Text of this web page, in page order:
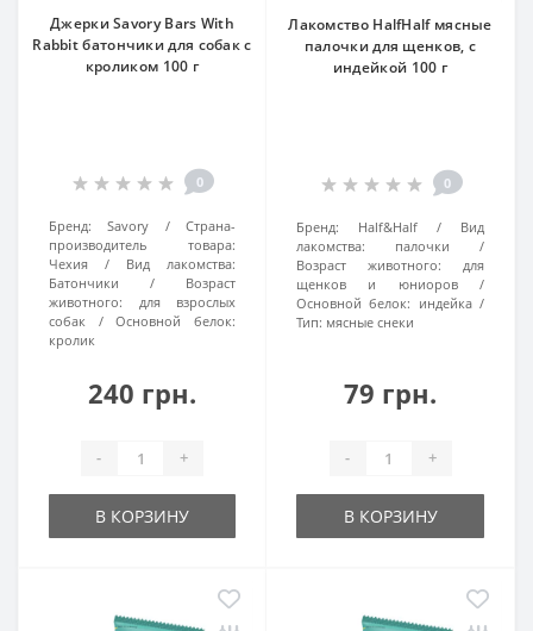
Джерки Savory Bars With
Rabbit батончики для собак с
кроликом 100 г
0
Бренд: Savory
Страна-
производитель товара:
Чехия
Вид лакомства:
Батончики
Возраст
животного:
для взрослых
собак
Основной белок:
кролик
240 грн.
- +
В КОРЗИНУ
Лакомство HalfHalf мясные
палочки для щенков, с
индейкой 100 г
0
Бренд: Half&Half
Вид
лакомства:
палочки
Возраст животного:
для
щенков и юниоров
Основной белок: индейка
Тип: мясные снеки
79 грн.
- +
В КОРЗИНУ